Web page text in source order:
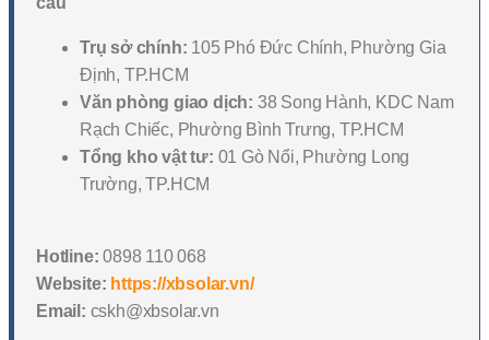
Trụ sở chính: 105 Phó Đức Chính, Phường Gia
Định, TP.HCM
Văn phòng giao dịch: 38 Song Hành, KDC Nam
Rạch Chiếc, Phường Bình Trưng, TP.HCM
Tổng kho vật tư: 01 Gò Nổi, Phường Long
Trường, TP.HCM
Hotline: 0898 110 068
Website: https://xbsolar.vn/
Email: cskh@xbsolar.vn